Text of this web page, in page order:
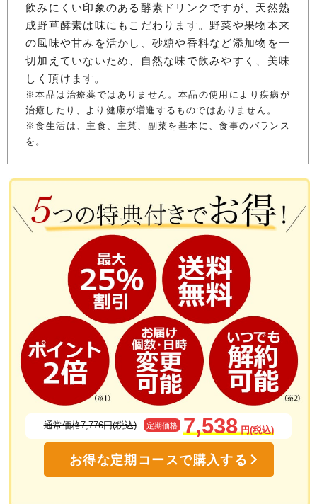
飲みにくい印象のある酵素ドリンクですが、天然熟
成野草酵素は味にもこだわります。野菜や果物本来
の風味や甘みを活かし、砂糖や香料など添加物を一
切加えていないため、自然な味で飲みやすく、美味
しく頂けます。
※本品は治療薬ではありません。本品の使用により疾病が
治癒したり、より健康が増進するものではありません。
※食生活は、主食、主菜、副菜を基本に、食事のバランス
を。
通常価格7,776円(税込) 定期価格 7,538 円(税込)
お得な定期コースで購入する